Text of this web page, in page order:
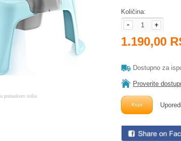
Količina:
1.190,00
Dostupno za
Proverite